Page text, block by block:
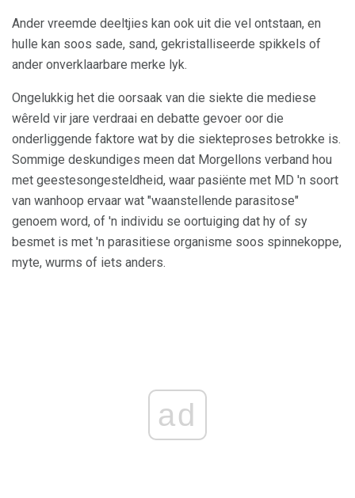
Ander vreemde deeltjies kan ook uit die vel ontstaan, en
hulle kan soos sade, sand, gekristalliseerde spikkels of
ander onverklaarbare merke lyk.
Ongelukkig het die oorsaak van die siekte die mediese
wêreld vir jare verdraai en debatte gevoer oor die
onderliggende faktore wat by die siekteproses betrokke is.
Sommige deskundiges meen dat Morgellons verband hou
met geestesongesteldheid, waar pasiënte met MD 'n soort
van wanhoop ervaar wat "waanstellende parasitose"
genoem word, of 'n individu se oortuiging dat hy of sy
besmet is met 'n parasitiese organisme soos spinnekoppe,
myte, wurms of iets anders.
ad